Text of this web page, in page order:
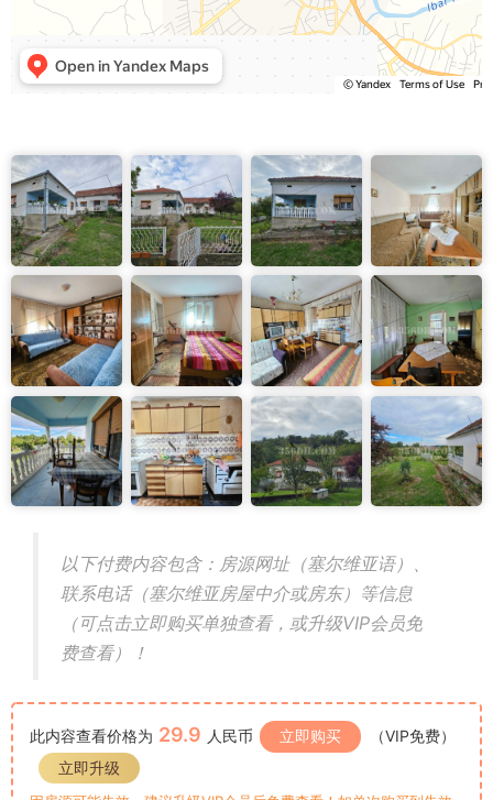
以下付费内容包含：房源网址（塞尔维亚语）、
联系电话（塞尔维亚房屋中介或房东）等信息
（可点击立即购买单独查看，或升级VIP会员免
费查看）！
此内容查看价格为 29.9 人民币 立即购买
（VIP免费）
立即升级